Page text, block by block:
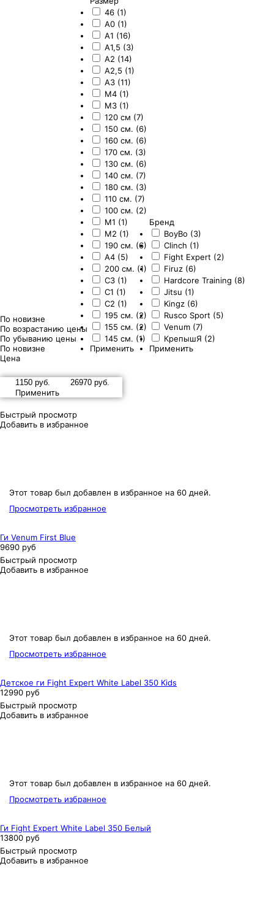
По новизне
По возрастанию цены
По убыванию цены
По новизне
46 (1)
A0 (1)
A1 (16)
A1,5 (3)
A2 (14)
A2,5 (1)
A3 (11)
M4 (1)
M3 (1)
120 см (7)
150 см. (6)
160 см. (6)
170 см. (3)
130 см. (6)
140 см. (7)
180 см. (3)
110 см. (7)
100 см. (2)
M1 (1)
M2 (1)
190 см. (6)
A4 (5)
200 см. (1)
C3 (1)
C1 (1)
C2 (1)
195 см. (2)
155 см. (2)
145 см. (1)
Применить
Бренд
BoyBo (3)
Clinch (1)
Fight Expert (2)
Firuz (6)
Hardcore Training (8)
Jitsu (1)
Kingz (6)
Rusco Sport (5)
Venum (7)
КрепышЯ (2)
Применить
Цена
Применить
Быстрый просмотр
Добавить в избранное
Этот товар был добавлен в избранное на 60 дней.
Просмотреть избранное
Ги Venum First Blue
9690 руб
Быстрый просмотр
Добавить в избранное
Этот товар был добавлен в избранное на 60 дней.
Просмотреть избранное
Детское ги Fight Expert White Label 350 Kids
12990 руб
Быстрый просмотр
Добавить в избранное
Этот товар был добавлен в избранное на 60 дней.
Просмотреть избранное
Ги Fight Expert White Label 350 Белый
13800 руб
Быстрый просмотр
Добавить в избранное